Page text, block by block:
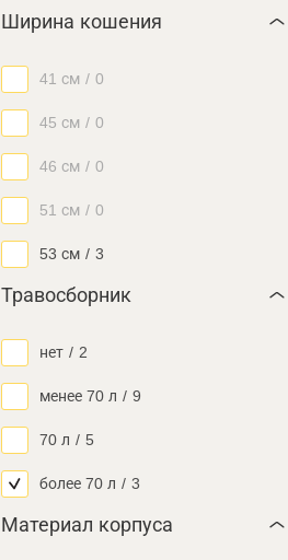
Ширина кошения
41 см / 0
45 см / 0
46 см / 0
51 см / 0
53 см / 3
Травосборник
нет / 2
менее 70 л / 9
70 л / 5
более 70 л / 3
Материал корпуса